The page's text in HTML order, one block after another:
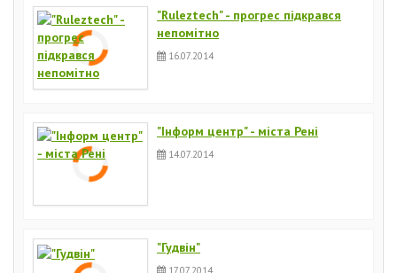
"Ruleztech" - прогрес підкрався
непомітно
16.07.2014
"Інформ центр" - міста Рені
14.07.2014
"Гудвін"
17.07.2014